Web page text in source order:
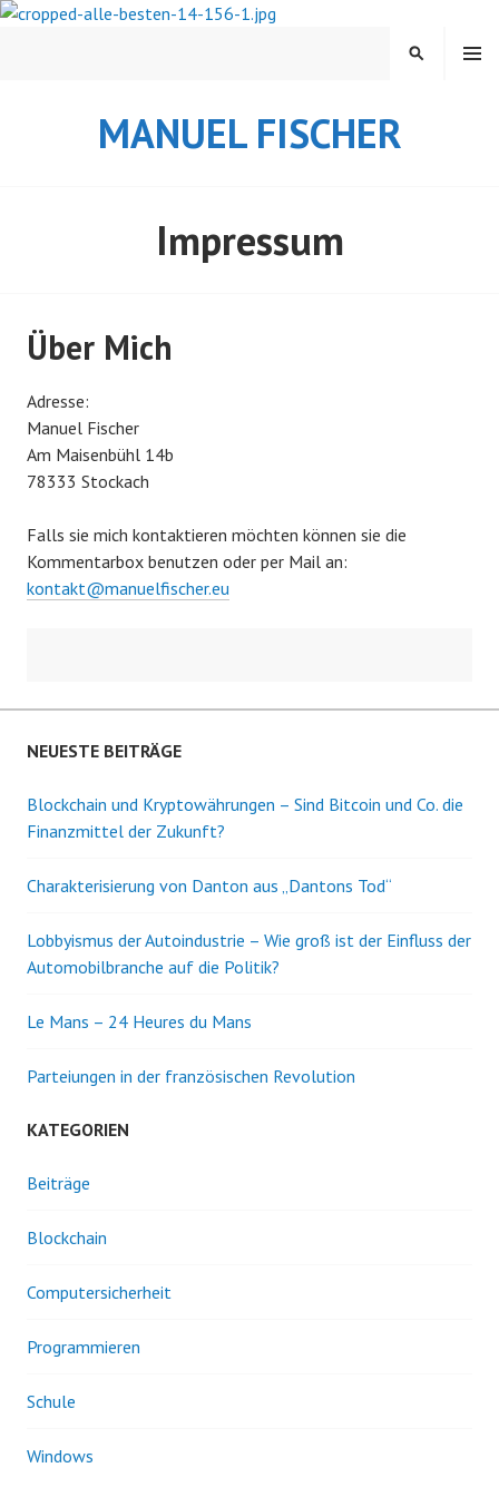
Springe
MANUEL FISCHER
MENÜ
SUCHEN
Impressum
Über Mich
Adresse:
Manuel Fischer
Am Maisenbühl 14b
78333 Stockach
Falls sie mich kontaktieren möchten können sie die
Kommentarbox benutzen oder per Mail an:
kontakt@manuelfischer.eu
NEUESTE BEITRÄGE
Blockchain und Kryptowährungen – Sind Bitcoin und Co. die
Finanzmittel der Zukunft?
Charakterisierung von Danton aus „Dantons Tod“
Lobbyismus der Autoindustrie – Wie groß ist der Einfluss der
Automobilbranche auf die Politik?
Le Mans – 24 Heures du Mans
Parteiungen in der französischen Revolution
KATEGORIEN
Beiträge
Blockchain
Computersicherheit
Programmieren
Schule
Windows